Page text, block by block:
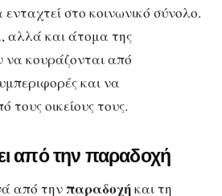
ενταχτεί στο κοινωνικό σύνολο.
αλλά και άτομα της
να κουράζονται από
και να
οικείους τους.
από την παραδοχή
από τηνπαραδοχήκαι τη